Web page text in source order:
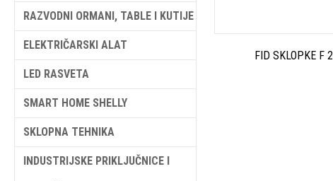
RAZVODNI ORMANI, TABLE I KUTIJE
ELEKTRIČARSKI ALAT
LED RASVETA
SMART HOME SHELLY
SKLOPNA TEHNIKA
INDUSTRIJSKE PRIKLJUČNICE I
FID SKLOPKE F